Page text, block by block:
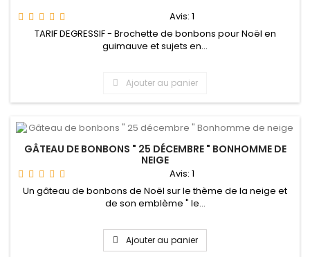
Avis: 1
TARIF DEGRESSIF - Brochette de bonbons pour Noël en
guimauve et sujets en...
Ajouter au panier
GÂTEAU DE BONBONS " 25 DÉCEMBRE " BONHOMME DE
NEIGE
Avis: 1
Un gâteau de bonbons de Noël sur le thème de la neige et
de son emblème " le...
Ajouter au panier